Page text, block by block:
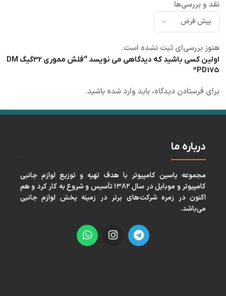
نقد و بررسی‌ها
هنوز بررسی‌ای ثبت نشده است.
اولین کسی باشید که دیدگاهی می نویسد “فلش مموری 32گیگ DM
PD175”
برای فرستادن دیدگاه، باید وارد شده باشید.
درباره ما
مجموعه ياسين كامپيوتر با هدف تهيه و توزيع لوازم جانبی
كامپيوتر و موبايل در سال ١٣٨٢ تأسيس و شروع به كار كرد و هم
اكنون در زمره شركت‌های برتر در زمينه پخش لوازم جانبی
می‌باشد.